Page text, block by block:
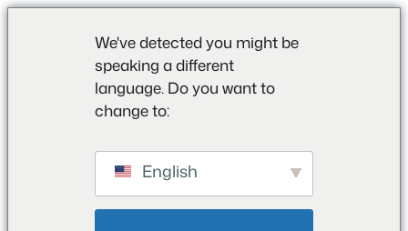
We've detected you might be
speaking a different
language. Do you want to
change to:
English